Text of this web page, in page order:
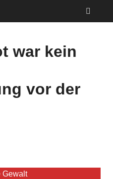
war kein
vor der
Gewalt